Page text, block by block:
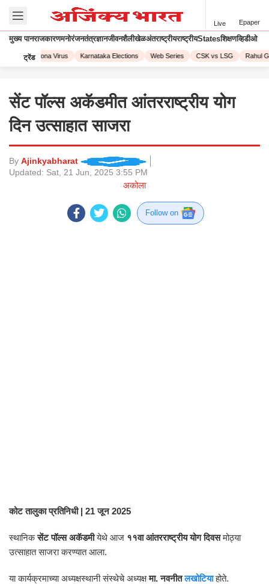
Live Epaper
मुख्य पानराजकारणमनोरंजनतंत्रज्ञानजीवनशैलीखेळअंतराष्ट्रीयराष्ट्रीयStatesशिक्षणव्हिडीओ
ट्रेंड
Corona Virus Karnataka Elections Web Series CSK vs LSG Rahul
सेंट पॉल्स अकॅडमीत आंतरराष्ट्रीय योग
दिन उत्साहात साजरा
By Ajinkyabharat
Updated: Sat, 21 Jun, 2025 3:55 PM
अकोला
Follow on
कोट तालुका प्रतिनिधी | 21 जून 2025
स्थानिकसेंट पॉल्स अकॅडमीयेथे आज ११वा आंतरराष्ट्रीय योग दिवसमोठ्या
उत्साहात साजरा करण्यात आला.
या कार्यक्रमाच्या अध्यक्षस्थानी संस्थेचे अध्यक्षमा. नवनीतलखोटियाहोते.